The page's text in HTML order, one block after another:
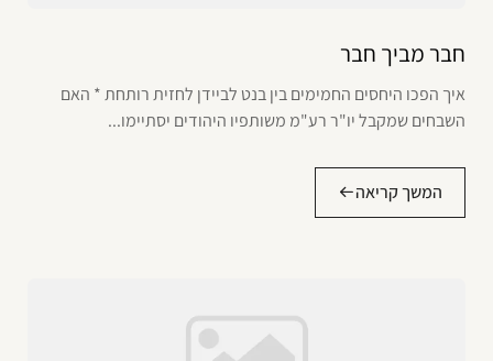
חבר מביך חבר
איך הפכו היחסים החמימים בין בנט לביידן לחזית רותחת * האם
השבחים שמקבל יו"ר רע"מ משותפיו היהודים יסתיימו...
המשך קריאה